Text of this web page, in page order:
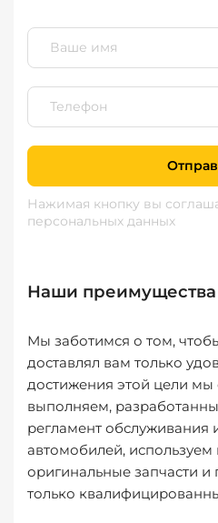
Нажимая кнопку вы
персональных данных
Наши преимущества
Мы заботимся о том,
доставлял вам только
достижения этой цели мы
выполняем,
регламент обслуживания
автомобилей, используем
оригинальные запчасти
только